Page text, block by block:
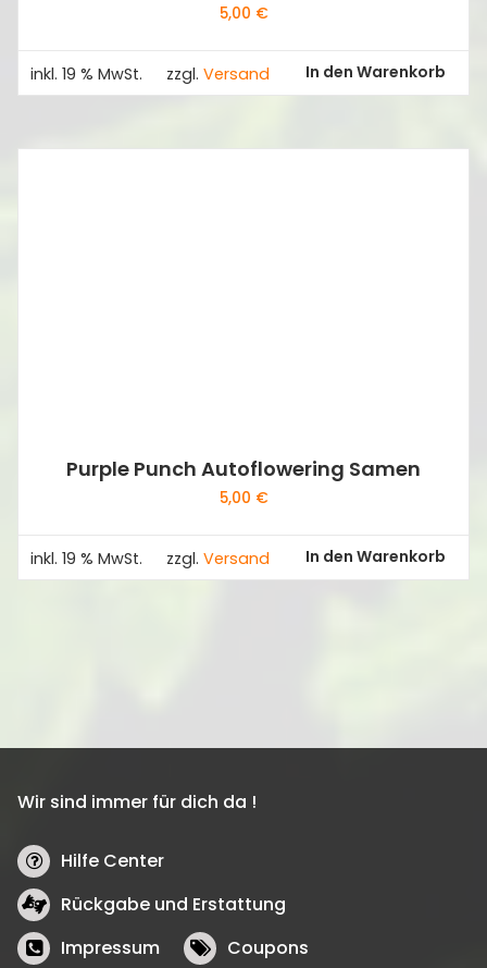
5,00 €
inkl. 19 % MwSt. zzgl. Versand In den Warenkorb
Purple Punch Autoflowering Samen
5,00 €
inkl. 19 % MwSt. zzgl. Versand In den Warenkorb
Wir sind immer für dich da !
Hilfe Center
Rückgabe und Erstattung
Impressum
Coupons